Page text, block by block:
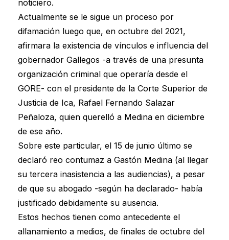
noticiero.
Actualmente se le sigue un proceso por
difamación luego que, en octubre del 2021,
afirmara la existencia de vínculos e influencia del
gobernador Gallegos -a través de una presunta
organización criminal que operaría desde el
GORE- con el presidente de la Corte Superior de
Justicia de Ica, Rafael Fernando Salazar
Peñaloza, quien querelló a Medina en diciembre
de ese año.
Sobre este particular, el 15 de junio último se
declaró reo contumaz a Gastón Medina (al llegar
su tercera inasistencia a las audiencias), a pesar
de que su abogado -según ha declarado- había
justificado debidamente su ausencia.
Estos hechos tienen como antecedente el
allanamiento a medios, de finales de octubre del